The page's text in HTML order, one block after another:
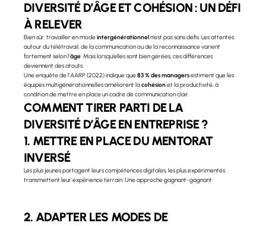
DIVERSITÉ D’ÂGE ET COHÉSION : UN DÉFI
À RELEVER
Bien sûr, travailler en mode intergénérationnel n’est pas sans défis. Les attentes
autour du télétravail, de la communication ou de la reconnaissance varient
fortement selon l’âge. Mais lorsqu’elles sont bien gérées, ces différences
deviennent des atouts.
Une enquête de l’AARP (2022) indique que 83 % des managers estiment que les
équipes multigénérationnelles améliorent la cohésion et la productivité, à
condition de mettre en place un cadre de communication clair.
COMMENT TIRER PARTI DE LA
DIVERSITÉ D’ÂGE EN ENTREPRISE ?
1. METTRE EN PLACE DU MENTORAT
INVERSÉ
Les plus jeunes partagent leurs compétences digitales, les plus expérimentés
transmettent leur expérience terrain. Une approche gagnant-gagnant.
2. ADAPTER LES MODES DE